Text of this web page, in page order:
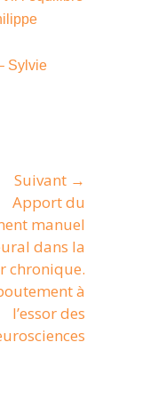
Sylvie
Suivant →
Apport du
manuel
dans la
chronique.
à
l’essor des